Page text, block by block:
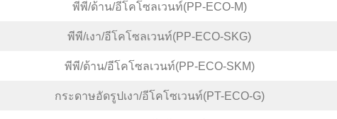
พีพี/ด้าน/อีโคโซลเวนท์(PP-ECO-M)
พีพี/เงา/อีโคโซลเวนท์(PP-ECO-SKG)
พีพี/ด้าน/อีโคโซลเวนท์(PP-ECO-SKM)
กระดาษอัดรูปเงา/อีโคโซเวนท์(PT-ECO-G)